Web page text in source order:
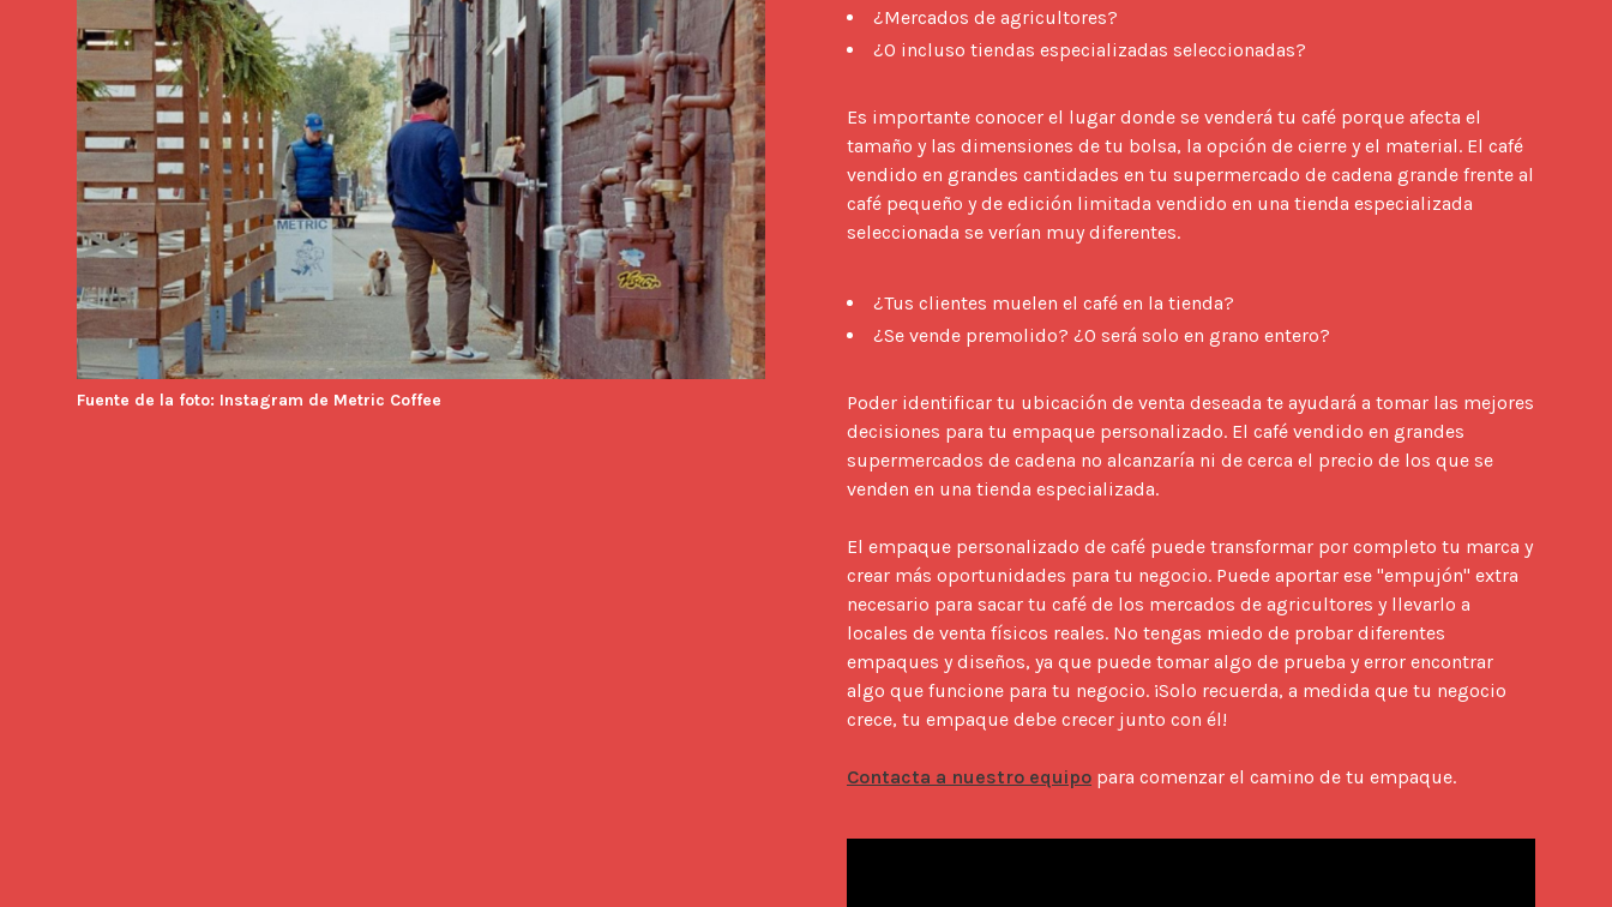
¿Mercados de agricultores?
¿O incluso tiendas especializadas seleccionadas?
Es importante conocer el lugar donde se venderá tu café porque afecta el
tamaño y las dimensiones de tu bolsa, la opción de cierre y el material. El café
vendido en grandes cantidades en tu supermercado de cadena grande frente al
café pequeño y de edición limitada vendido en una tienda especializada
seleccionada se verían muy diferentes.
¿Tus clientes muelen el café en la tienda?
¿Se vende premolido? ¿O será solo en grano entero?
Poder identificar tu ubicación de venta deseada te ayudará a tomar las mejores
decisiones para tu empaque personalizado. El café vendido en grandes
supermercados de cadena no alcanzaría ni de cerca el precio de los que se
venden en una tienda especializada.
El empaque personalizado de café puede transformar por completo tu marca y
crear más oportunidades para tu negocio. Puede aportar ese "empujón" extra
necesario para sacar tu café de los mercados de agricultores y llevarlo a
locales de venta físicos reales. No tengas miedo de probar diferentes
empaques y diseños, ya que puede tomar algo de prueba y error encontrar
algo que funcione para tu negocio. ¡Solo recuerda, a medida que tu negocio
crece, tu empaque debe crecer junto con él!
Contacta a nuestro equipo para comenzar el camino de tu empaque.
Fuente de la foto: Instagram de Metric Coffee